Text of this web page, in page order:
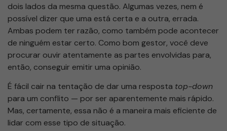
dois lados da mesma questão. Algumas vezes, nem é
possível dizer que uma está certa e a outra, errada.
Ambas podem ter razão, como também pode acontecer
de ninguém estar certo. Como bom gestor, você deve
procurar ouvir atentamente as partes envolvidas para,
então, conseguir emitir uma opinião.
É fácil cair na tentação de dar uma resposta top-down
para um conflito — por ser aparentemente mais rápido.
Mas, certamente, essa não é a maneira mais eficiente de
lidar com esse tipo de situação.